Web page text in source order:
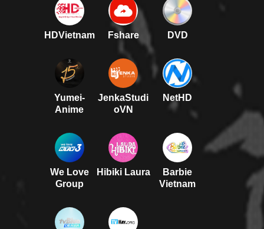
HDVietnam Fshare DVD
Yumei-
Anime
JenkaStudi
oVN
NetHD
We Love
Group
Hibiki Laura
Barbie
Vietnam